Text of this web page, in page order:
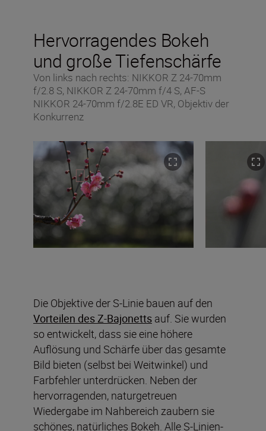
Hervorragendes Bokeh
und große Tiefenschärfe
Von links nach rechts: NIKKOR Z 24-70mm
f/2.8 S, NIKKOR Z 24-70mm f/4 S, AF-S
NIKKOR 24-70mm f/2.8E ED VR, Objektiv der
Konkurrenz
Die Objektive der S-Linie bauen auf den
Vorteilen des Z-Bajonetts auf. Sie wurden
so entwickelt, dass sie eine höhere
Auflösung und Schärfe über das gesamte
Bild bieten (selbst bei Weitwinkel) und
Farbfehler unterdrücken. Neben der
hervorragenden, naturgetreuen
Wiedergabe im Nahbereich zaubern sie
schönes, natürliches Bokeh. Alle S-Linien-